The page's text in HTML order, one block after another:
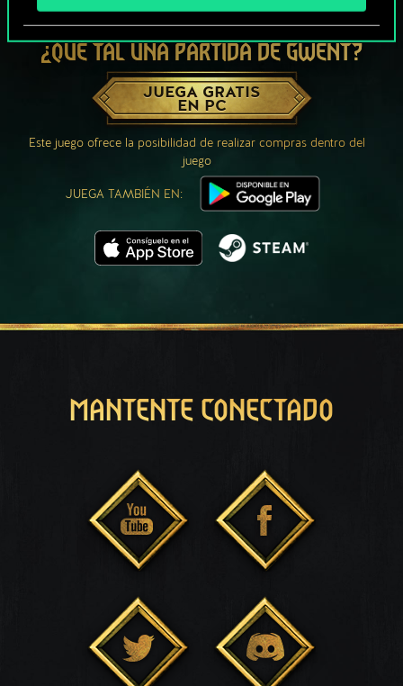
¿QUÉ TAL UNA PARTIDA DE GWENT?
JUEGA GRATIS
EN PC
Este juego ofrece la posibilidad de realizar compras dentro del
juego
JUEGA TAMBIÉN EN:
MANTENTE CONECTADO